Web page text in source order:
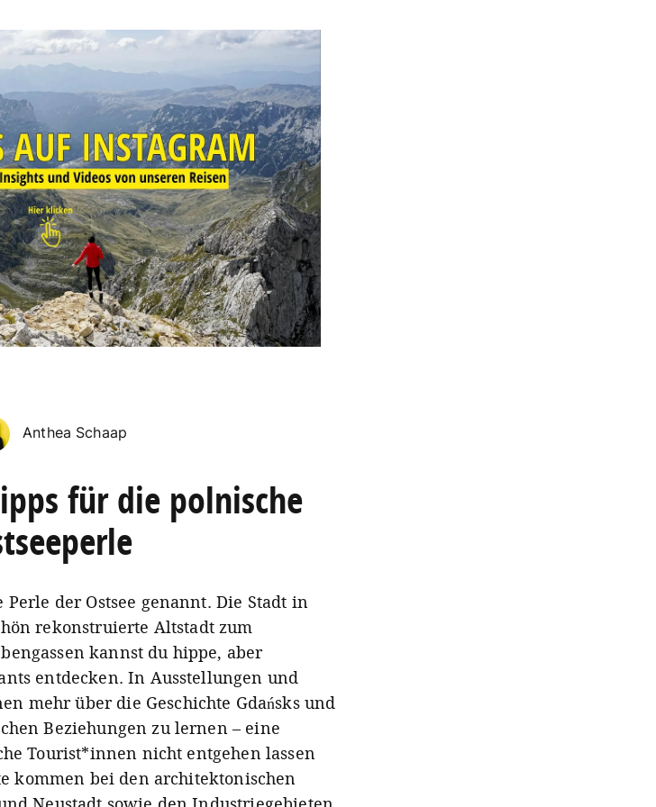
Anthea Schaap
für die polnische
der Ostsee genannt. Die Stadt in
rekonstruierte Altstadt zum
kannst du hippe, aber
entdecken. In Ausstellungen und
mehr über die Geschichte Gdańsks und
Beziehungen zu lernen – eine
Tourist*innen nicht entgehen lassen
kommen bei den architektonischen